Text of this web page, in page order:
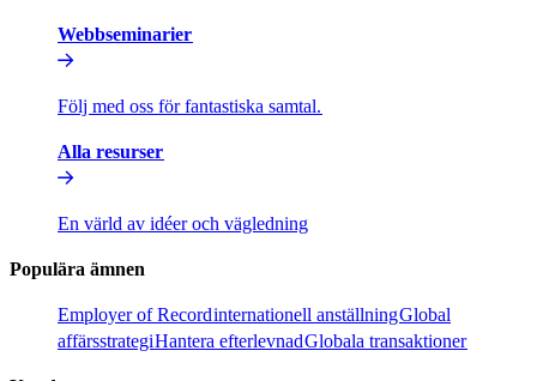
Webbseminarier​​
Följ med oss för fantastiska samtal.​​
Alla resurser​​
En värld av idéer och vägledning​​
Populära ämnen​​
Employer of Record​​internationell anställning​​Global
affärsstrategi​​Hantera efterlevnad​​Globala transaktioner​​